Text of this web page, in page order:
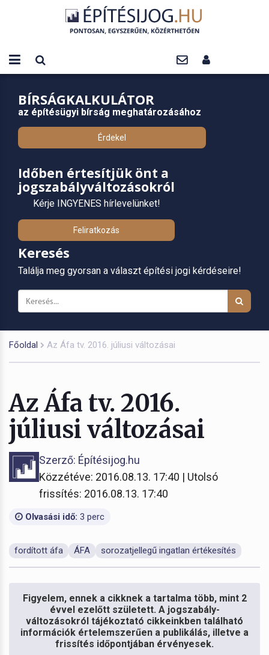
BÍRSÁGKALKULÁTOR
az építésügyi bírság meghatározásához
Érdekel
Időben értesítjük önt a
jogszabályváltozásokról
Kérje INGYENES hírlevelünket!
Feliratkozás
Keresés
Találja meg gyorsan a választ építési jogi kérdéseire!
Főoldal Az Áfa tv. 2016. júliusi változásai
Az Áfa tv. 2016.
júliusi változásai
Szerző: Építésijog.hu
Közzétéve: 2016.08.13. 17:40 | Utolsó
frissítés: 2016.08.13. 17:40
Olvasási idő: 3 perc
fordított áfa ÁFA sorozatjellegű ingatlan értékesítés
Figyelem, ennek a cikknek a tartalma több, mint 2
évvel ezelőtt született. A jogszabály-
változásokról tájékoztató cikkeinkben található
információk értelemszerűen a publikálás, illetve a
frissítés időpontjában érvényesek.